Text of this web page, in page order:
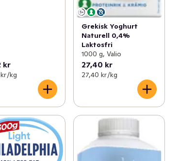
kr
/kg
Grekisk Yoghurt
Naturell 0,4%
Laktosfri
1000 g, Valio
27,40 kr
27,40 kr /kg